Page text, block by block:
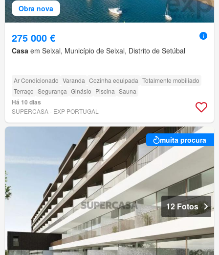
Obra nova
275 000 €
Casa em Seixal, Município de Seixal, Distrito de Setúbal
Ar Condicionado Varanda Cozinha equipada Totalmente mobiliado
Terraço Segurança Ginásio Piscina Sauna
Há 10 dias
SUPERCASA - EXP PORTUGAL
muita procura
12 Fotos